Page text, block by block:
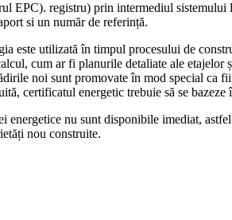
EPC). registru) prin intermediul
si un număr de referință.
utilizată în timpul procesului de
cum ar fi planurile detaliate ale
noi sunt promovate în mod special ca
certificatul energetic trebuie să se
nu sunt disponibile imediat,
nou construite.